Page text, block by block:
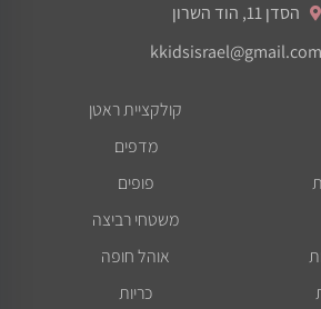
הסדן 11, הוד השרון
kkidsisrael@gmail.com
קולקציית ראטן
מדפים
פופים
משטחי רביצה
אוהל חופה
כריות